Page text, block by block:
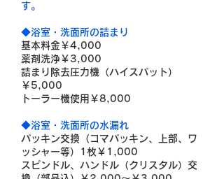
す。
◆浴室・洗面所の詰まり
基本料金￥4,000
薬剤洗浄￥3,000
詰まり除去圧力機（ハイスパット）
￥5,000
トーラー機使用￥8,000
◆浴室・洗面所の水漏れ
パッキン交換（コマパッキン、上部、ワ
ッシャー等）1枚￥1,000
スピンドル、ハンドル（クリスタル）交